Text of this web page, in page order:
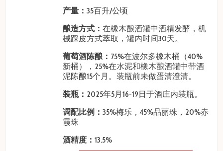
产量：35百升/公顷
酿造方式：在橡木酿酒罐中酒精发酵，机
械踩皮方式萃取，罐内时间30天。
葡萄酒陈酿： 75%在波尔多橡木桶（40%
新桶），25%在水泥和橡木酿酒罐中带酒
泥陈酿15个月。装瓶前未做蛋清澄清。
装瓶： 2025年5月16-19日于酒庄内装瓶。
调配比例：35%梅乐，45%品丽珠，20%赤
霞珠
酒精度：13.5%